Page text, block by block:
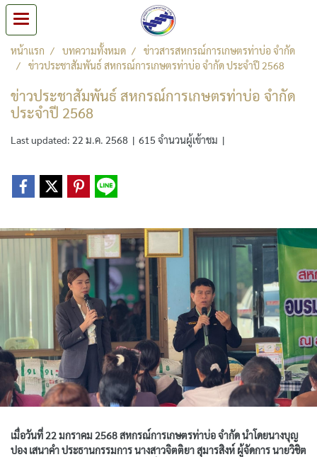
หน้าแรก บทความทั้งหมด
ข่าวสารสหกรณ์การเกษตรท่าบ่อ จำกัด
ข่าวประชาสัมพันธ์ สหกรณ์การเกษตรท่าบ่อ จำกัด ประจำปี 2568
ข่าวประชาสัมพันธ์ สหกรณ์การเกษตรท่าบ่อ จำกัด
ประจำปี 2568
Last updated: 22 ม.ค. 2568 | 615 จำนวนผู้เข้าชม |
เมื่อวันที่ 22 มกราคม 2568 สหกรณ์การเกษตรท่าบ่อ จำกัด นำโดยนางบุญ
ปอง เสนาคำ ประธานกรรมการ นางสาวจิตติยา สุมารสิงห์ ผู้จัดการ นายวิชิต